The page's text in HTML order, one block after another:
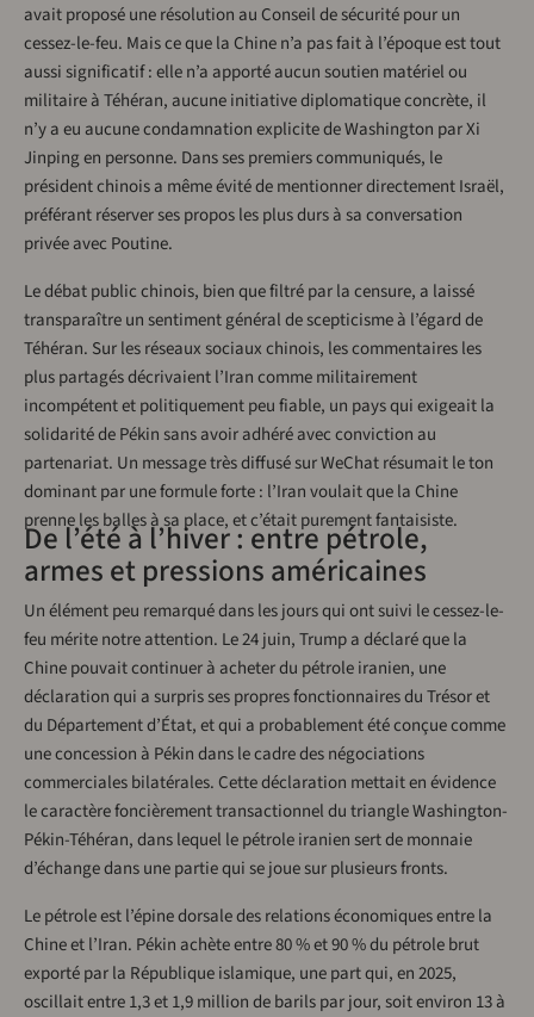
avait proposé une résolution au Conseil de sécurité pour un
cessez-le-feu. Mais ce que la Chine n’a pas fait à l’époque est tout
aussi significatif : elle n’a apporté aucun soutien matériel ou
militaire à Téhéran, aucune initiative diplomatique concrète, il
n’y a eu aucune condamnation explicite de Washington par Xi
Jinping en personne. Dans ses premiers communiqués, le
président chinois a même évité de mentionner directement Israël,
préférant réserver ses propos les plus durs à sa conversation
privée avec Poutine.
Le débat public chinois, bien que filtré par la censure, a laissé
transparaître un sentiment général de scepticisme à l’égard de
Téhéran. Sur les réseaux sociaux chinois, les commentaires les
plus partagés décrivaient l’Iran comme militairement
incompétent et politiquement peu fiable, un pays qui exigeait la
solidarité de Pékin sans avoir adhéré avec conviction au
partenariat. Un message très diffusé sur WeChat résumait le ton
dominant par une formule forte : l’Iran voulait que la Chine
prenne les balles à sa place, et c’était purement fantaisiste.
De l’été à l’hiver : entre pétrole,
armes et pressions américaines
Un élément peu remarqué dans les jours qui ont suivi le cessez-le-
feu mérite notre attention. Le 24 juin, Trump a déclaré que la
Chine pouvait continuer à acheter du pétrole iranien, une
déclaration qui a surpris ses propres fonctionnaires du Trésor et
du Département d’État, et qui a probablement été conçue comme
une concession à Pékin dans le cadre des négociations
commerciales bilatérales. Cette déclaration mettait en évidence
le caractère foncièrement transactionnel du triangle Washington-
Pékin-Téhéran, dans lequel le pétrole iranien sert de monnaie
d’échange dans une partie qui se joue sur plusieurs fronts.
Le pétrole est l’épine dorsale des relations économiques entre la
Chine et l’Iran. Pékin achète entre 80 % et 90 % du pétrole brut
exporté par la République islamique, une part qui, en 2025,
oscillait entre 1,3 et 1,9 million de barils par jour, soit environ 13 à